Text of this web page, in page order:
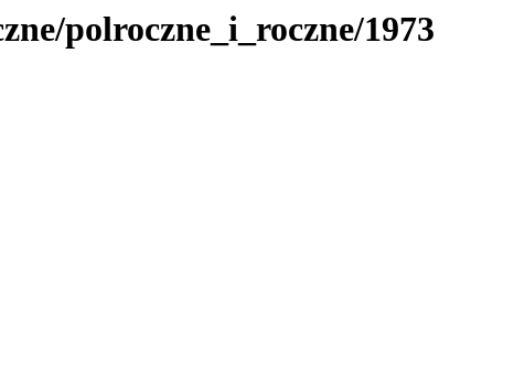
polroczne_i_roczne/1973